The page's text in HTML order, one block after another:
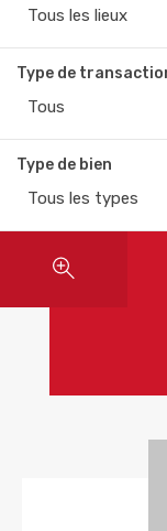
Tous les lieux
Type de
Tous
Type de bien
Tous les types